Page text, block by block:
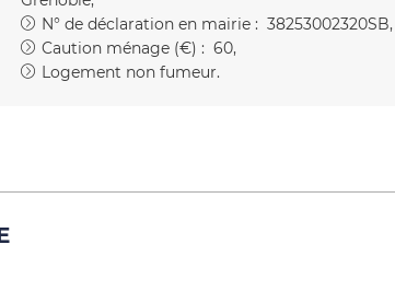
N° de déclaration en mairie : 38253002320SB
Caution ménage (€) : 60
Logement non fumeur